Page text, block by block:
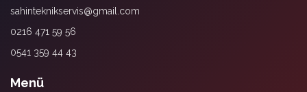
sahinteknikservis@gmail.com
0216 471 59 56
0541 359 44 43
Menü